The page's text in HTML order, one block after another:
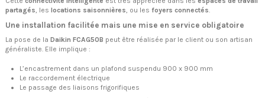
partagés, les locations saisonnières, ou les foyers connectés.
Une installation facilitée mais une mise en service obligatoire
La pose de la Daikin FCAG50B peut être réalisée par le client ou son artisan
généraliste. Elle implique :
L’encastrement dans un plafond suspendu 900 x 900 mm
Le raccordement électrique
Le passage des liaisons frigorifiques